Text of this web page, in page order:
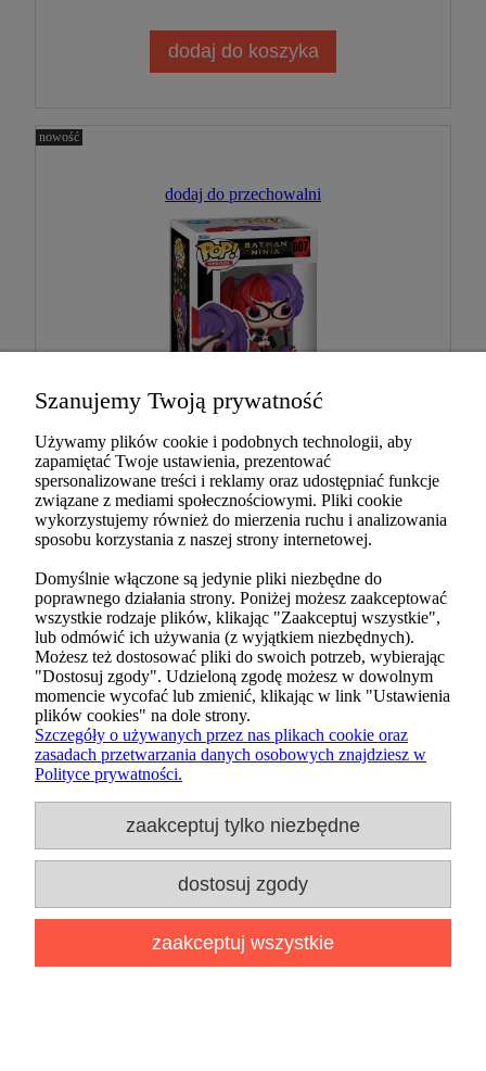
dodaj do koszyka
dodaj do przechowalni
Figurka Funko POP Batman Ninja
607 Harley Quinn
69,89 zł
dodaj do koszyka
nowość
dodaj do przechowalni
nowość
Szanujemy Twoją prywatność
Używamy plików cookie i podobnych technologii, aby
zapamiętać Twoje ustawienia, prezentować
spersonalizowane treści i reklamy oraz udostępniać funkcje
związane z mediami społecznościowymi. Pliki cookie
wykorzystujemy również do mierzenia ruchu i analizowania
sposobu korzystania z naszej strony internetowej.
Domyślnie włączone są jedynie pliki niezbędne do
poprawnego działania strony. Poniżej możesz zaakceptować
wszystkie rodzaje plików, klikając "Zaakceptuj wszystkie",
lub odmówić ich używania (z wyjątkiem niezbędnych).
Możesz też dostosować pliki do swoich potrzeb, wybierając
"Dostosuj zgody". Udzieloną zgodę możesz w dowolnym
momencie wycofać lub zmienić, klikając w link "Ustawienia
plików cookies" na dole strony.
Szczegóły o używanych przez nas plikach cookie oraz
zasadach przetwarzania danych osobowych znajdziesz w
Polityce prywatności.
zaakceptuj tylko niezbędne
dostosuj zgody
zaakceptuj wszystkie